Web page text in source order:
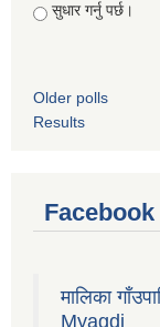
सुधार गर्नु पर्छ।
Older polls
Results
Facebook
मालिका
Myagdi